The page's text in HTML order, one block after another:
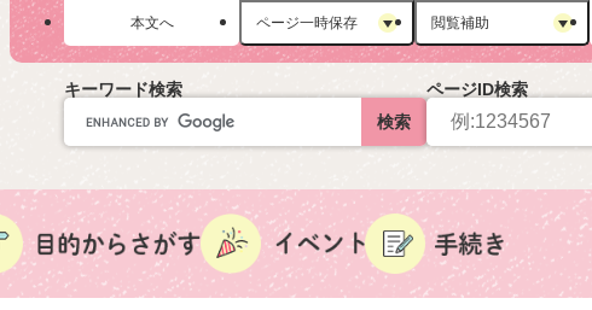
メニューを飛ばして本文へ
本文へ ページ一時保存 閲覧補助
キーワード検索
検索
ページID検索